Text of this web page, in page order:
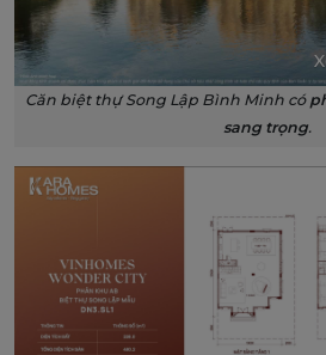
Căn biệt thự Song Lập Bình Minh có
sang trọng.